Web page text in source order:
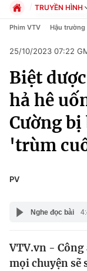
Chuyên mục
Chính trị
Xã hội
Tin tức
Kinh tế
TRUYỀN HÌNH
Chính trị
Pháp luật
Kinh tế
Thể thao
Truyền
Văn hóa -
Y tế
Đời sống
Phim VTV Hậu trường
25/10/2023 07:22
Biệt
hả hê
Cường
'trùm
PV
Nghe đọc bài
VTV.vn -
mọi chuyện sẽ